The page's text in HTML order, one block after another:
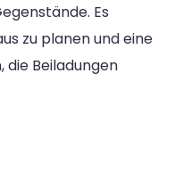
Es
zu planen und eine
die Beiladungen